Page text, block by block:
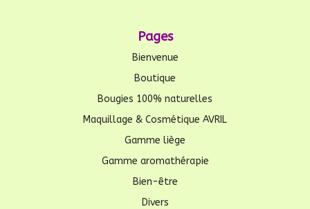
Pages
Bienvenue
Boutique
Bougies 100% naturelles
Maquillage & Cosmétique AVRIL
Gamme liège
Gamme aromathérapie
Bien-être
Divers